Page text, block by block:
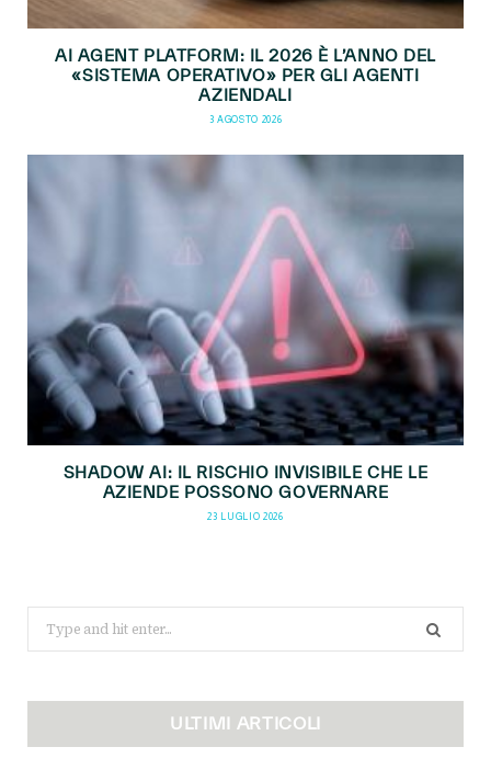
AI AGENT PLATFORM: IL 2026 È L’ANNO DEL
«SISTEMA OPERATIVO» PER GLI AGENTI
AZIENDALI
3 AGOSTO 2026
SHADOW AI: IL RISCHIO INVISIBILE CHE LE
AZIENDE POSSONO GOVERNARE
23 LUGLIO 2026
for:
ULTIMI ARTICOLI